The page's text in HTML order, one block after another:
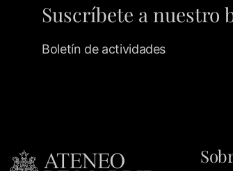
Suscríbete a nuestro
Boletín de actividades